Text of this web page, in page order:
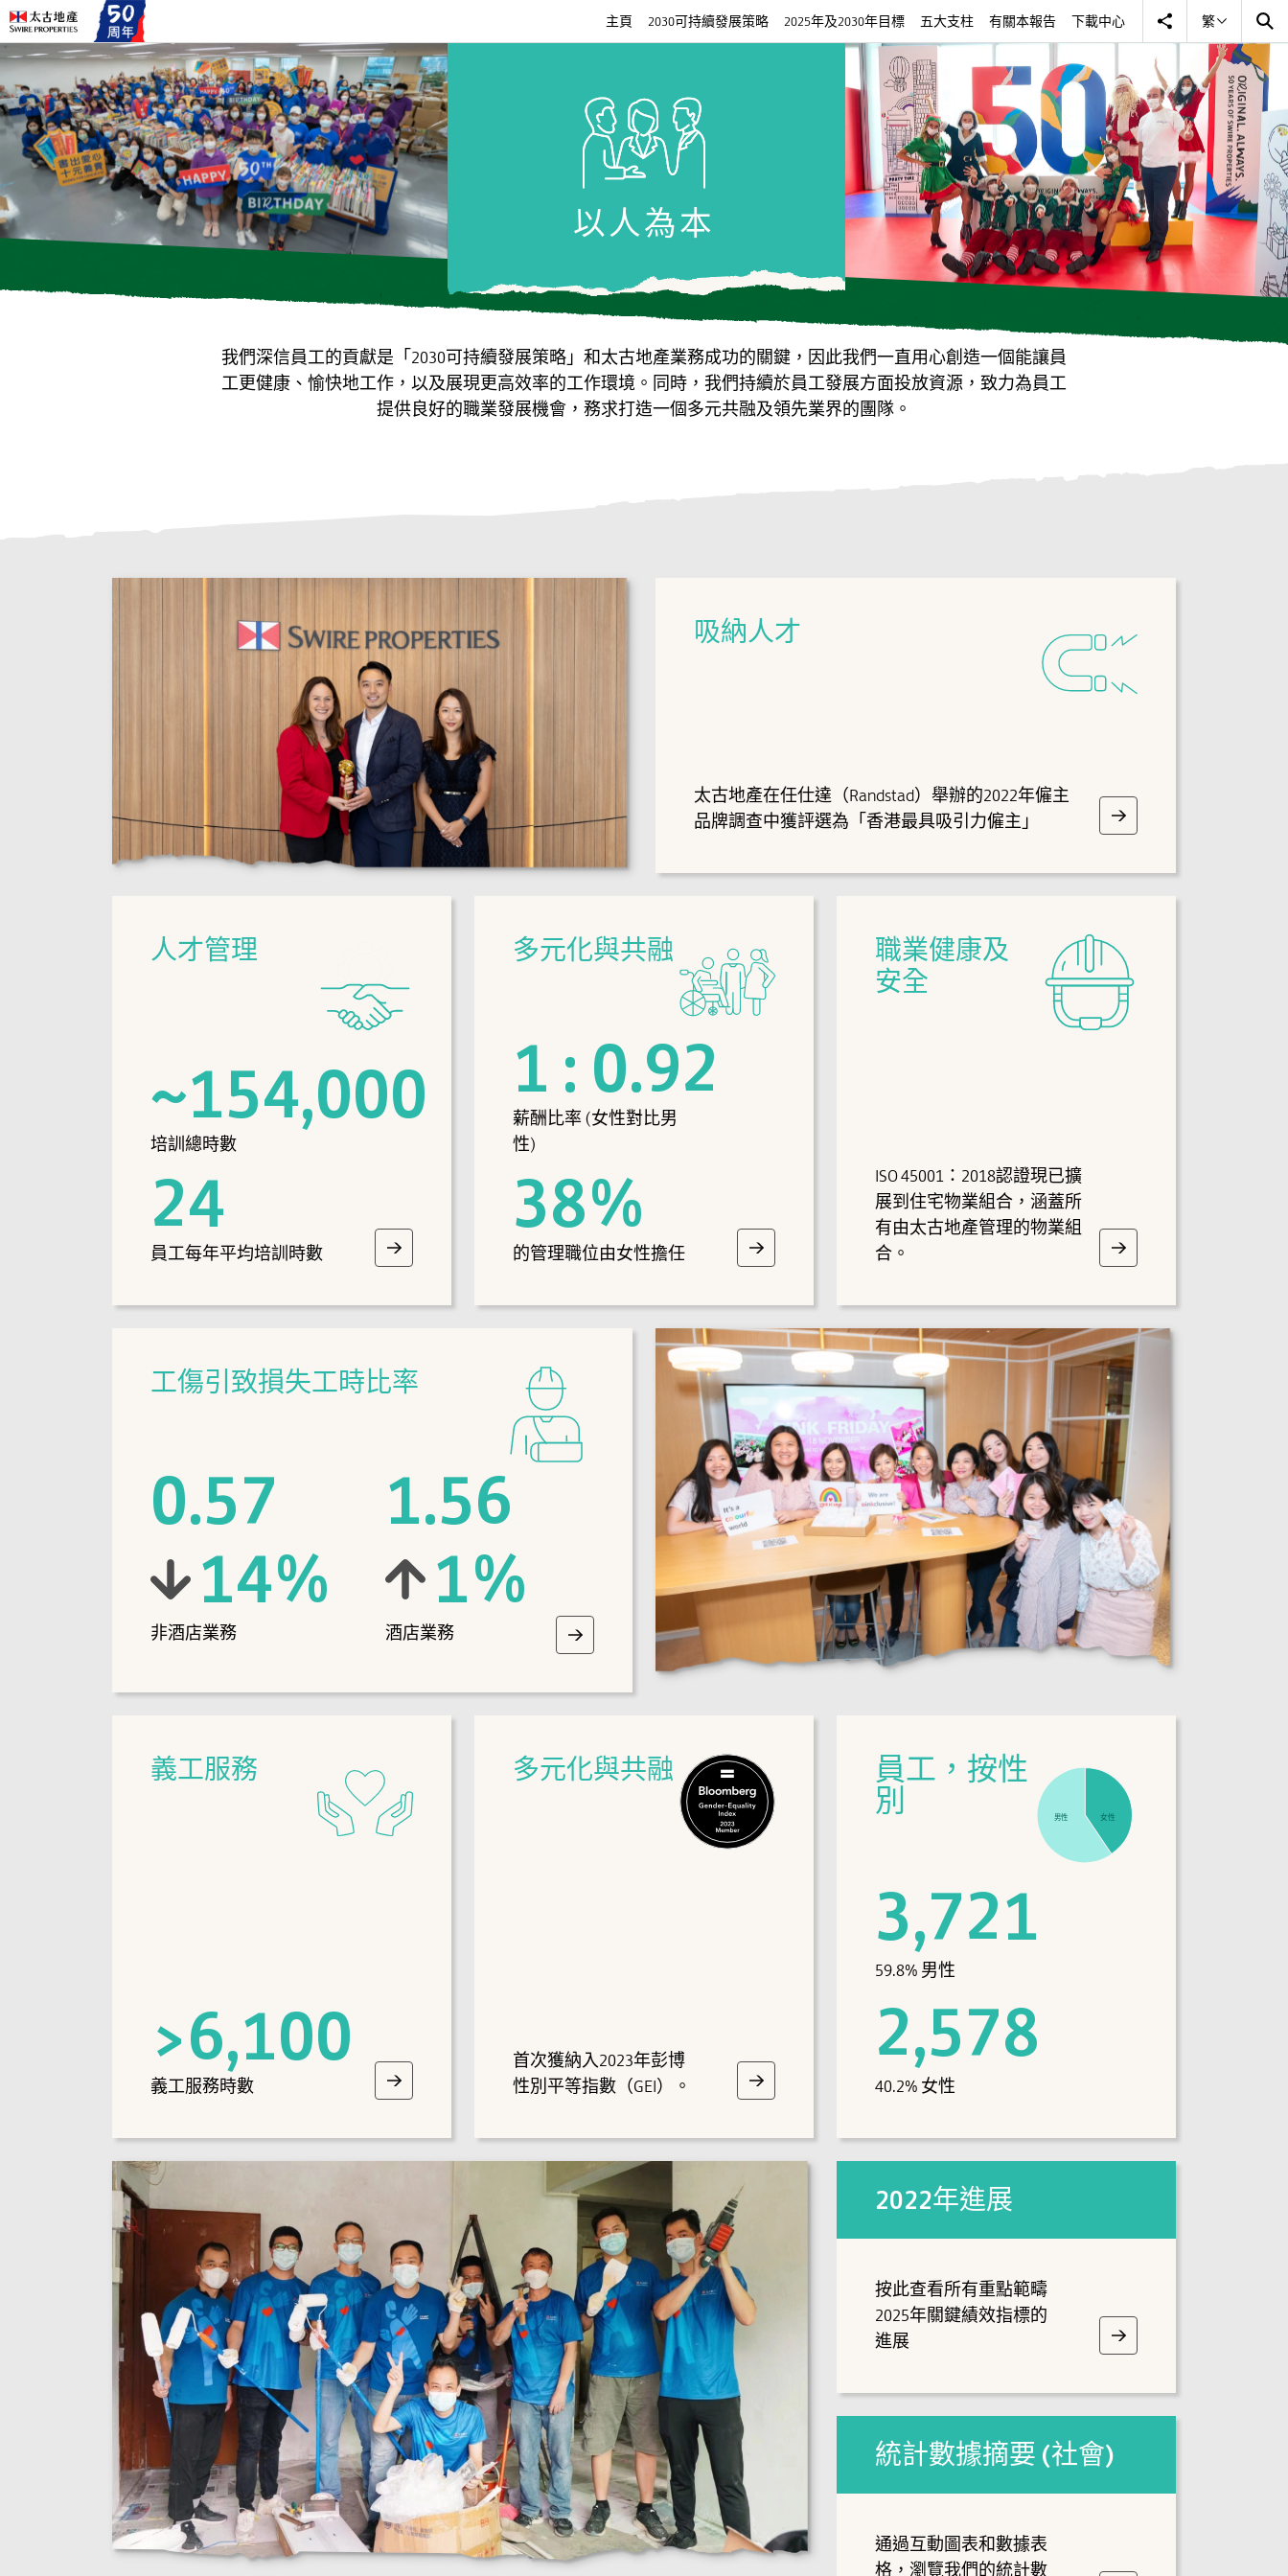
主頁 2030可持續發展策略 2025年及2030年目標 五大支柱 有關本報告 下載中心 繁
以人為本
我們深信員工的貢獻是「2030可持續發展策略」和太古地產業務成功的關鍵，因此我們一直用心創造一個能讓員
工更健康、愉快地工作，以及展現更高效率的工作環境。同時，我們持續於員工發展方面投放資源，致力為員工
提供良好的職業發展機會，務求打造一個多元共融及領先業界的團隊。
吸納人才
太古地產在任仕達（Randstad）舉辦的2022年僱主
品牌調查中獲評選為「香港最具吸引力僱主」
人才管理
~154,000
培訓總時數
24
員工每年平均培訓時數
多元化與共融
1 : 0.92
薪酬比率 (女性對比男
性)
38%
的管理職位由女性擔任
職業健康及
安全
ISO 45001：2018認證現已擴
展到住宅物業組合，涵蓋所
有由太古地產管理的物業組
合。
工傷引致損失工時比率
0.57
14%
非酒店業務
1.56
1%
酒店業務
義工服務
>6,100
義工服務時數
多元化與共融
首次獲納入2023年彭博
性別平等指數（GEI）。
員工，按性
別
女性
男性
3,721
59.8% 男性
2,578
40.2% 女性
2022年進展
按此查看所有重點範疇
2025年關鍵績效指標的
進展
統計數據摘要 (社會)
通過互動圖表和數據表
格，瀏覽我們的統計數